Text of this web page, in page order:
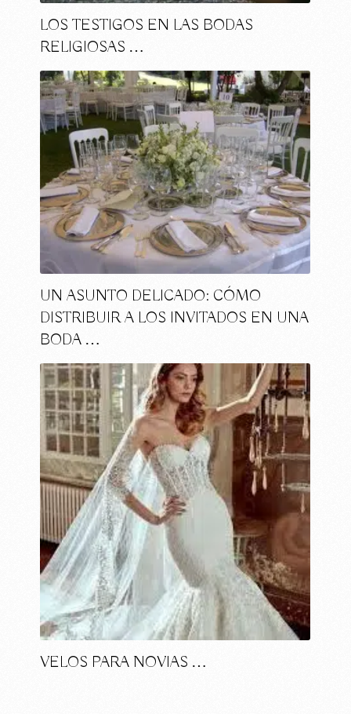
LOS TESTIGOS EN LAS BODAS
RELIGIOSAS …
UN ASUNTO DELICADO: CÓMO
DISTRIBUIR A LOS INVITADOS EN UNA
BODA …
VELOS PARA NOVIAS …